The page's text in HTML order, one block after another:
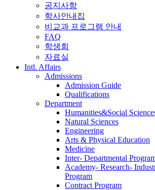
공지사항
학사안내집
비교과 프로그램 안내
FAQ
학생회
자료실
Intl. Affairs
Admissions
Admission Guide
Qualifications
Department
Humanities&Social
Natural Sciences
Engineering
Arts & Physical Education
Medicine
Inter- Departmental
Academy- Research-
Program
Contract Program